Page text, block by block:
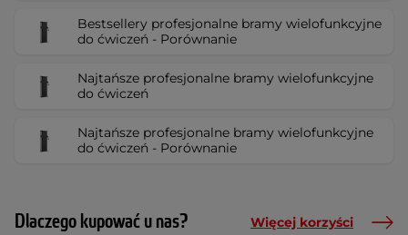
Bestsellery profesjonalne bramy wielofunkcyjne
do ćwiczeń - Porównanie
Najtańsze profesjonalne bramy wielofunkcyjne
do ćwiczeń
Najtańsze profesjonalne bramy wielofunkcyjne
do ćwiczeń - Porównanie
Dlaczego kupować u nas? Więcej korzyści